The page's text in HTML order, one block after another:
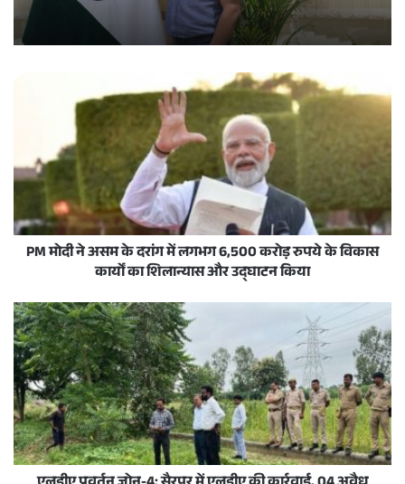
PM मोदी ने असम के दरांग में लगभग 6,500 करोड़ रुपये के विकास
कार्यों का शिलान्यास और उद्घाटन किया